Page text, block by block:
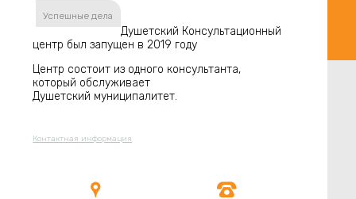
Успешные дела
Душетский Консультационный
центр был запущен в 2019 году
Центр состоит из одного консультанта,
который обслуживает
Душетский муниципалитет.
Контактная информация
 